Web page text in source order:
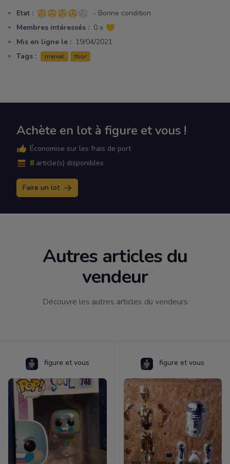
Etat : 4 sur 5 étoiles
- Bonne condition
Membres intéressés : 0 x
Mis en ligne le : 19/04/2021
Tags :
marvel thor
Achète en lot à figure et vous !
Économise sur les frais de port
8 article(s) disponibles
Faire un lot
Autres articles du
vendeur
Découvre les autres articles du vendeurs
figure et vous figure et vous